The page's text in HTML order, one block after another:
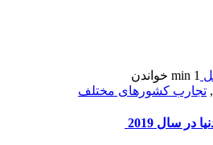
1 min
خواندن
, تجارب کشورهای مختلف
سال 2019